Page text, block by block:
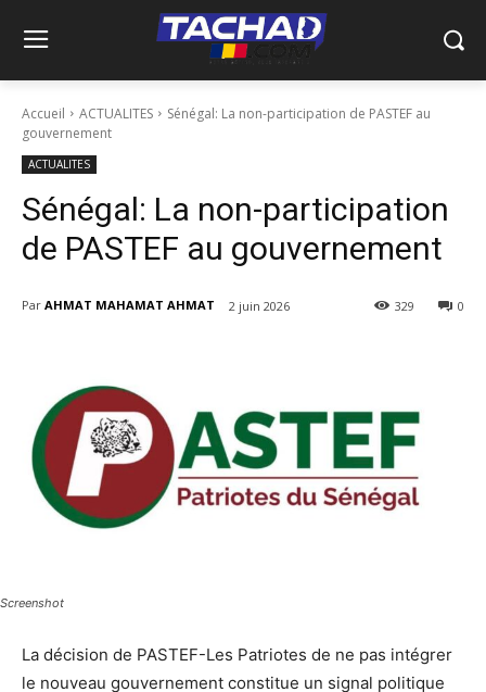
Accueil ACTUALITES
Sénégal: La non-participation de PASTEF au
gouvernement
ACTUALITES
Sénégal: La non-participation
de PASTEF au gouvernement
Par AHMAT MAHAMAT AHMAT 2 juin 2026 0
329
Screenshot
La décision de PASTEF-Les Patriotes de ne pas intégrer
le nouveau gouvernement constitue un signal politique